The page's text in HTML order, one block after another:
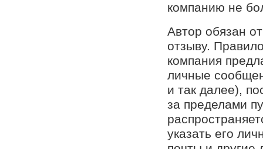
компанию не
Автор обязан
отзыву.
компания
личные
и так далее),
за пределами
указать его